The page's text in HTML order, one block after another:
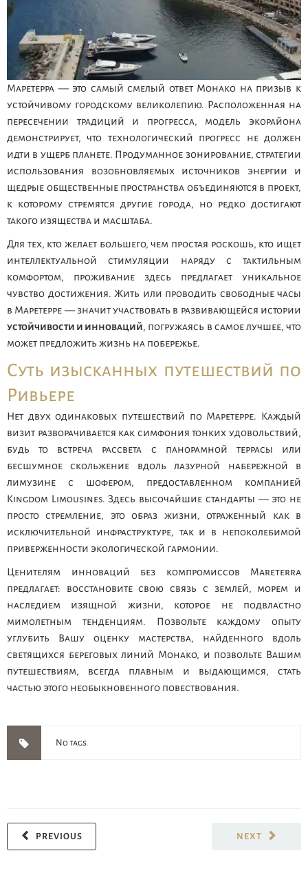
Маретерра — это самый смелый ответ Монако на призыв к
устойчивому городскому великолепию. Расположенная на
пересечении традиций и прогресса, модель экорайона
демонстрирует, что технологический прогресс не должен
идти в ущерб планете. Продуманное зонирование, стратегии
использования возобновляемых источников энергии и
щедрые общественные пространства объединяются в проект,
к которому стремятся другие города, но редко достигают
такого изящества и масштаба.
Для тех, кто желает большего, чем простая роскошь, кто ищет
интеллектуальной стимуляции наряду с тактильным
комфортом, проживание здесь предлагает уникальное
чувство достижения. Жить или проводить свободные часы
в Маретерре — значит участвовать в развивающейся истории
устойчивости и инноваций, погружаясь в самое лучшее, что
может предложить жизнь на побережье.
Суть изысканных путешествий по
Ривьере
Нет двух одинаковых путешествий по Маретерре. Каждый
визит разворачивается как симфония тонких удовольствий,
будь то встреча рассвета с панорамной террасы или
бесшумное скольжение вдоль лазурной набережной в
лимузине с шофером, предоставленном компанией
Kingdom Limousines. Здесь высочайшие стандарты — это не
просто стремление, это образ жизни, отраженный как в
исключительной инфраструктуре, так и в непоколебимой
приверженности экологической гармонии.
Ценителям инноваций без компромиссов Mareterra
предлагает: восстановите свою связь с землей, морем и
наследием изящной жизни, которое не подвластно
мимолетным тенденциям. Позвольте каждому опыту
углубить Вашу оценку мастерства, найденного вдоль
светящихся береговых линий Монако, и позвольте Вашим
путешествиям, всегда плавным и выдающимся, стать
частью этого необыкновенного повествования.
No tags.
NEXT
PREVIOUS